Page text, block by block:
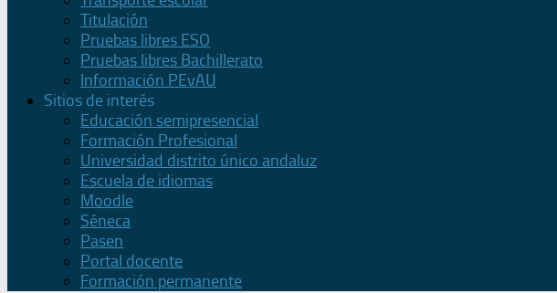
Titulación
Pruebas libres ESO
Pruebas libres Bachillerato
Información PEvAU
Sitios de interés
Educación semipresencial
Formación Profesional
Universidad distrito único andaluz
Escuela de idiomas
Moodle
Séneca
Pasen
Portal docente
Formación permanente